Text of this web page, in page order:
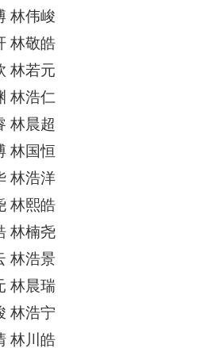
林伟峻
林敬皓
林若元
林浩仁
林晨超
林国恒
林浩洋
林熙皓
林楠尧
林浩景
林晨瑞
林浩宁
林川皓